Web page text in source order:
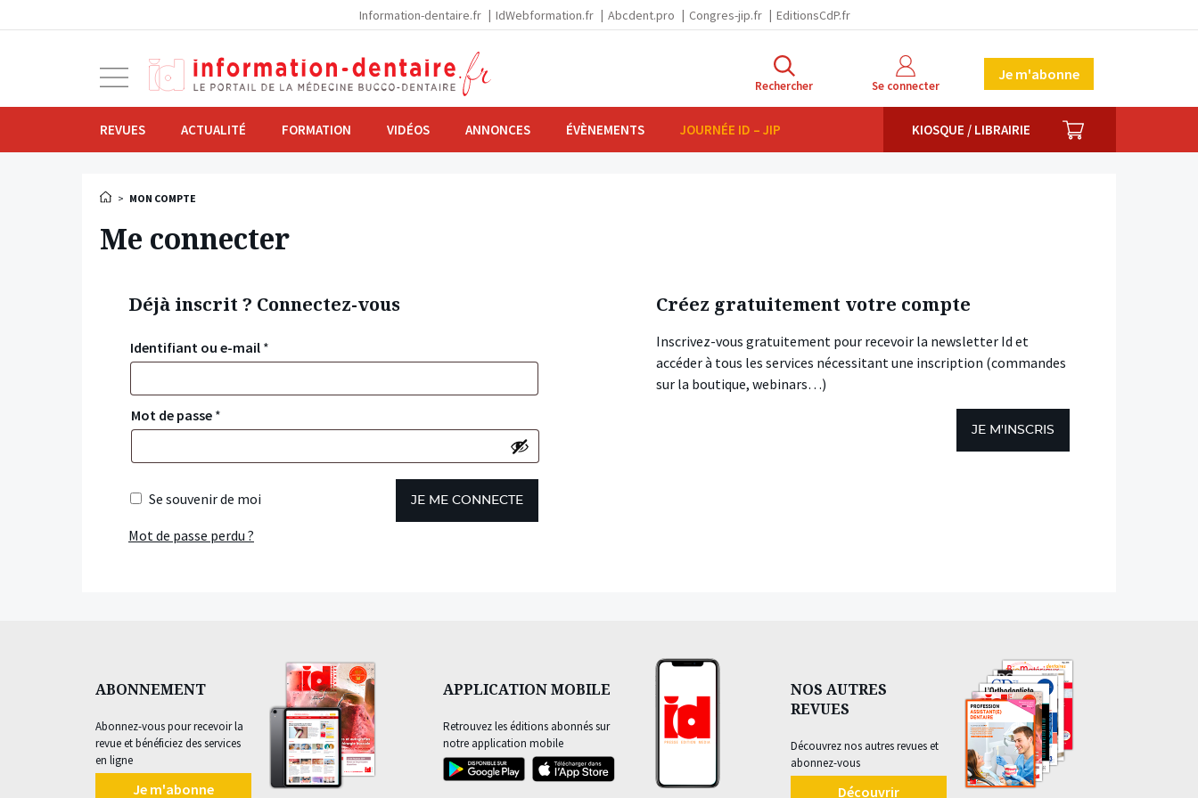
Information-dentaire.fr IdWebformation.fr Abcdent.pro Congres-jip.fr EditionsCdP.fr
navigation
Rechercher Se connecter
Je m'abonne
REVUES ACTUALITÉ FORMATION VIDÉOS ANNONCES ÉVÈNEMENTS JOURNÉE ID – JIP KIOSQUE / LIBRAIRIE PANIER
> MON COMPTE
Me connecter
Déjà inscrit ? Connectez-vous
Identifiant ou e-mail *
Mot de passe *
Se souvenir de moi JE ME CONNECTE
Mot de passe perdu ?
Créez gratuitement votre compte
Inscrivez-vous gratuitement pour recevoir la newsletter Id et
accéder à tous les services nécessitant une inscription (commandes
sur la boutique, webinars…)
JE M'INSCRIS
ABONNEMENT
Abonnez-vous pour recevoir la
revue et bénéficiez des services
en ligne
Je m'abonne
APPLICATION MOBILE
Retrouvez les éditions abonnés sur
notre application mobile
NOS AUTRES
REVUES
Découvrez nos autres revues et
abonnez-vous
Découvrir